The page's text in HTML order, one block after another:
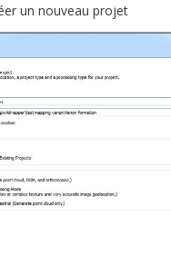
un nouveau projet